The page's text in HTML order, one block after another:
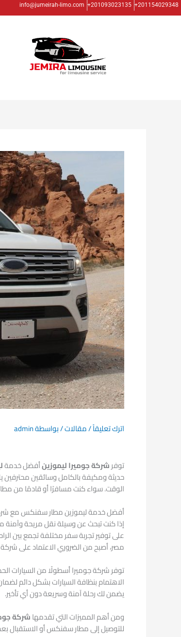
تخطي
إلى
201154029348+
201093023135+
info@jumeirah-limo.com
اترك تعليقاً/مقالات/ بواسطةadmin
توفرشركة جوميرا ليموزينأفضل خدمة
الوقت. سواء كنت مسافرًا أو قادمًا من
أفضل خدمة ليموزين مطار سفنكس مع شركة
إذا كنت تبحث عن وسيلة نقل مريحة وآمنة
على توفير تجربة سفر مختلفة تجمع بين
مصر، أصبح من الضروري الاعتماد على
توفر شركة جوميرا أسطولًا من السيارات
الاهتمام بنظافة السيارات بشكل دائم
يضمن لك رحلة آمنة وسريعة دون أي تأخير.
ومن أهم المميزات التي تقدمهاشركة
للتوصيل إلى مطار سفنكس أو الاستقبال